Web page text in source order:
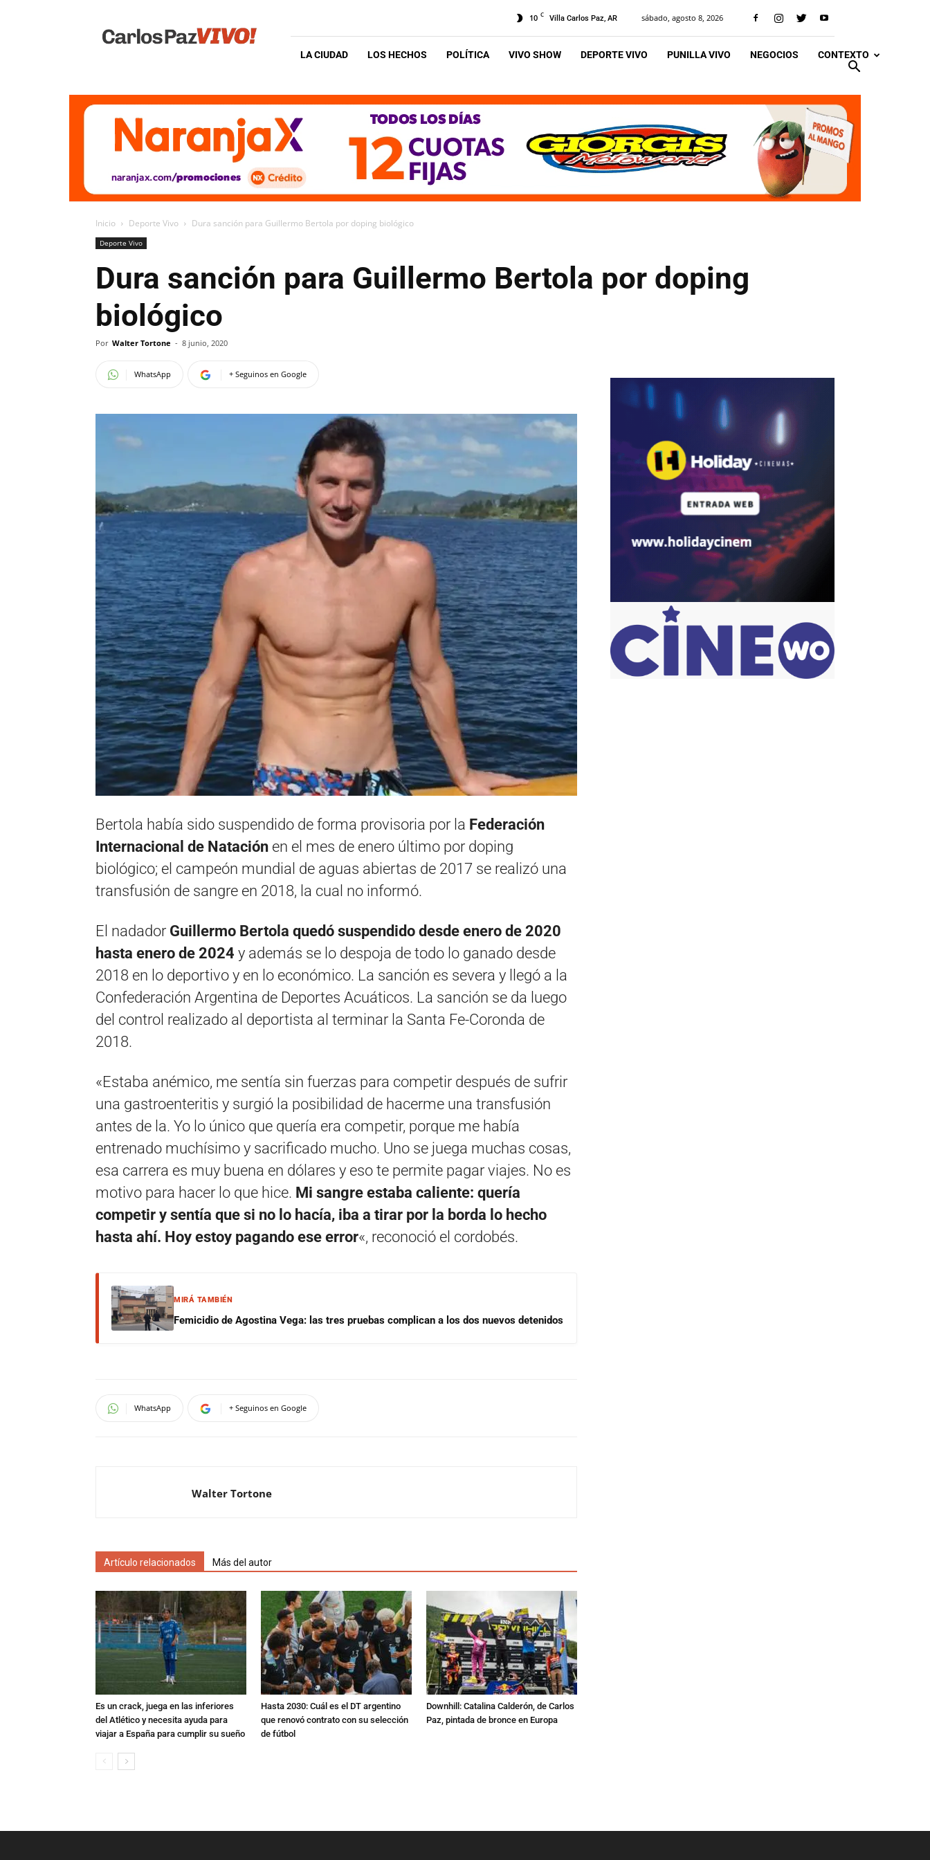
Vivo
10 C Villa Carlos Paz, AR sábado, agosto 8, 2026
LA CIUDAD LOS HECHOS POLÍTICA VIVO SHOW DEPORTE VIVO PUNILLA VIVO NEGOCIOS CONTEXTO
Inicio Deporte Vivo Dura sanción para Guillermo Bertola por doping biológico
Deporte Vivo
Dura sanción para Guillermo Bertola por doping
biológico
Por Walter Tortone - 8 junio, 2020
WhatsApp + Seguinos en Google
Bertola había sido suspendido de forma provisoria por la Federación
Internacional de Natación en el mes de enero último por doping
biológico; el campeón mundial de aguas abiertas de 2017 se realizó una
transfusión de sangre en 2018, la cual no informó.
El nadador Guillermo Bertola quedó suspendido desde enero de 2020
hasta enero de 2024 y además se lo despoja de todo lo ganado desde
2018 en lo deportivo y en lo económico. La sanción es severa y llegó a la
Confederación Argentina de Deportes Acuáticos. La sanción se da luego
del control realizado al deportista al terminar la Santa Fe-Coronda de
2018.
«Estaba anémico, me sentía sin fuerzas para competir después de sufrir
una gastroenteritis y surgió la posibilidad de hacerme una transfusión
antes de la. Yo lo único que quería era competir, porque me había
entrenado muchísimo y sacrificado mucho. Uno se juega muchas cosas,
esa carrera es muy buena en dólares y eso te permite pagar viajes. No es
motivo para hacer lo que hice. Mi sangre estaba caliente: quería
competir y sentía que si no lo hacía, iba a tirar por la borda lo hecho
hasta ahí. Hoy estoy pagando ese error«, reconoció el cordobés.
MIRÁ TAMBIÉN
Femicidio de Agostina Vega: las tres pruebas complican a los dos nuevos detenidos
WhatsApp + Seguinos en Google
Walter Tortone
Artículo relacionados Más del autor
Es un crack, juega en las inferiores
del Atlético y necesita ayuda para
viajar a España para cumplir su sueño
Hasta 2030: Cuál es el DT argentino
que renovó contrato con su selección
de fútbol
Downhill: Catalina Calderón, de Carlos
Paz, pintada de bronce en Europa